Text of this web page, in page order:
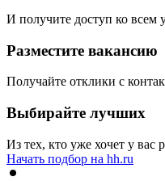
И получите доступ ко всем
Разместите вакансию
Получайте отклики с
Выбирайте лучших
Из тех, кто уже хочет у вас
Начать подбор на hh.ru